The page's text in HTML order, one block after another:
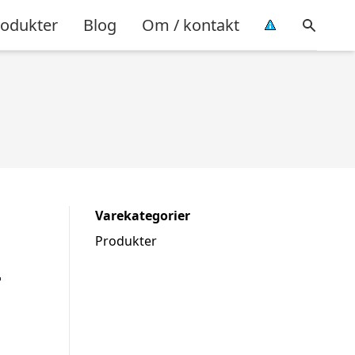
Blog Om / kontakt
Varekategorier
Produkter